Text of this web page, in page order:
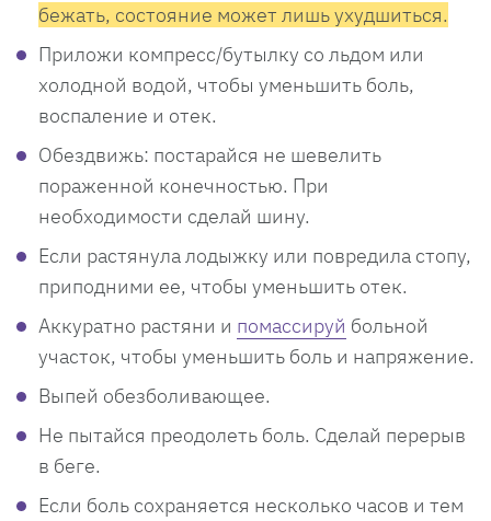
бежать, состояние может лишь ухудшиться.
Приложи компресс/бутылку со льдом или
холодной водой, чтобы уменьшить боль,
воспаление и отек.
Обездвижь: постарайся не шевелить
пораженной конечностью. При
необходимости сделай шину.
Если растянула лодыжку или повредила стопу,
приподними ее, чтобы уменьшить отек.
Аккуратно растяни и помассируй больной
участок, чтобы уменьшить боль и напряжение.
Выпей обезболивающее.
Не пытайся преодолеть боль. Сделай перерыв
в беге.
Если боль сохраняется несколько часов и тем